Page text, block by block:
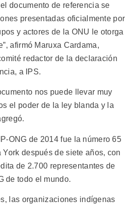
documento de referencia se
presentadas oficialmente por
y actores ​​de la ONU le otorga
afirmó Maruxa Cardama,
redactor de la declaración
a IPS.
nos puede llevar muy
el poder de la ley blanda y la
ONG de 2014 fue la número 65
después de siete años, con
de 2.700 representantes de
de todo el mundo.
las organizaciones indígenas